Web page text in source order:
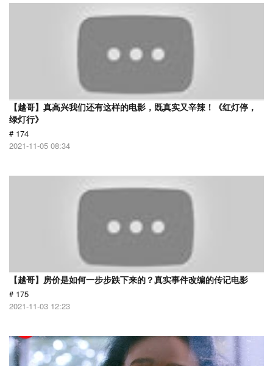
【越哥】真高兴我们还有这样的电影，既真实又辛辣！《红灯停，
绿灯行》
# 174
2021-11-05 08:34
【越哥】房价是如何一步步跌下来的？真实事件改编的传记电影
# 175
2021-11-03 12:23